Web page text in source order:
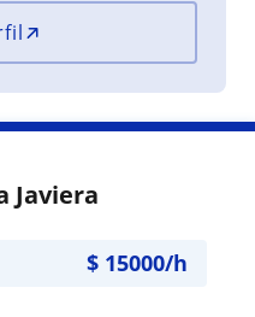
Javiera
$ 15000/h